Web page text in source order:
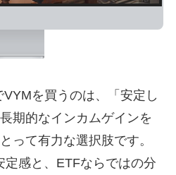
を買うのは、「安定し
期的なインカムゲインを
って有力な選択肢です。
感と、ETFならではの分